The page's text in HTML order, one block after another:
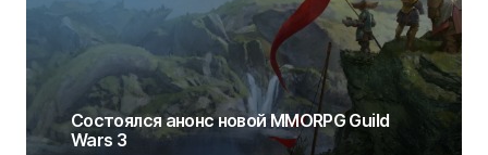
Состоялся анонс новой MMORPG Guild
Wars 3